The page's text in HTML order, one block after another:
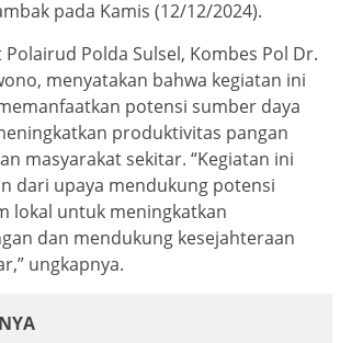
pada Kamis (12/12/2024).
Polda Sulsel, Kombes Pol Dr.
menyatakan bahwa kegiatan ini
potensi sumber daya
produktivitas pangan
masyarakat sekitar. “Kegiatan ini
dari upaya mendukung potensi
lokal untuk meningkatkan
dan mendukung kesejahteraan
ungkapnya.